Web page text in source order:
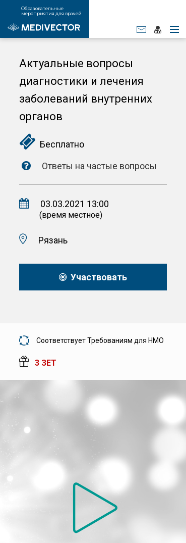
Образовательные
мероприятия для врачей
Актуальные вопросы
диагностики и лечения
заболеваний внутренних
органов
Бесплатно
Ответы на частые вопросы
03.03.2021 13:00
(время местное)
Рязань
Участвовать
Соответствует Требованиям для НМО
3 ЗЕТ